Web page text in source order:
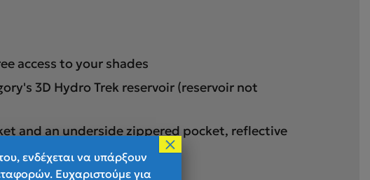
access to your shades
3D Hydro Trek reservoir (reservoir not
and an underside zippered pocket, reflective
when not in use
ενδέχεται να υπάρξουν
Ευχαριστούμε για
×